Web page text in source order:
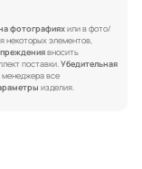
фотографияхили в фото/
некоторых элементов,
вносить
поставки.Убедительная
менеджера все
изделия.